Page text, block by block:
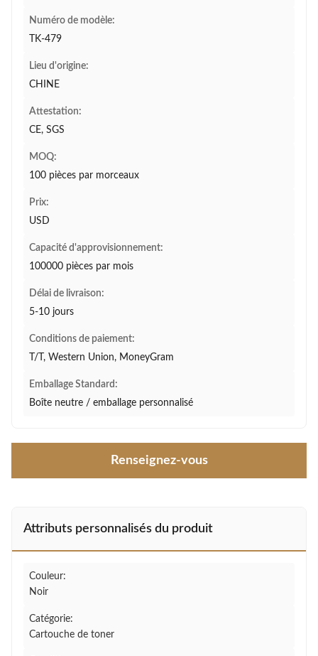
Numéro de modèle:
TK-479
Lieu d'origine:
CHINE
Attestation:
CE, SGS
MOQ:
100 pièces par morceaux
Prix:
USD
Capacité d'approvisionnement:
100000 pièces par mois
Délai de livraison:
5-10 jours
Conditions de paiement:
T/T, Western Union, MoneyGram
Emballage Standard:
Boîte neutre / emballage personnalisé
Renseignez-vous
Attributs personnalisés du produit
Couleur:
Noir
Catégorie:
Cartouche de toner